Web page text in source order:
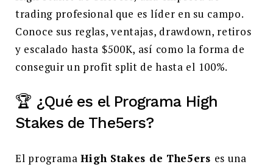
trading profesional que es líder en su campo.
Conoce sus reglas, ventajas, drawdown, retiros
y escalado hasta $500K, así como la forma de
conseguir un profit split de hasta el 100%.
🏆 ¿Qué es el Programa High
Stakes de The5ers?
El programaHigh Stakes de The5ers es una